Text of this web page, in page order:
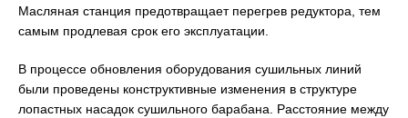
Масляная станция предотвращает перегрев редуктора, тем
самым продлевая срок его эксплуатации.
В процессе обновления оборудования сушильных линий
были проведены конструктивные изменения в структуре
лопастных насадок сушильного барабана. Расстояние между